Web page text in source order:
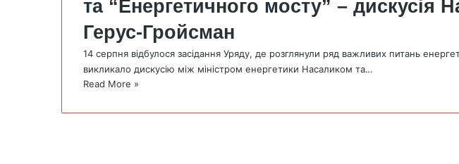
та “Енергетичного мосту” – дискусія
Герус-Гройсман
14 серпня відбулося засідання Уряду, де розглянули ряд важливих питань
викликало дискусію між міністром енергетики Насаликом та…
Read More »